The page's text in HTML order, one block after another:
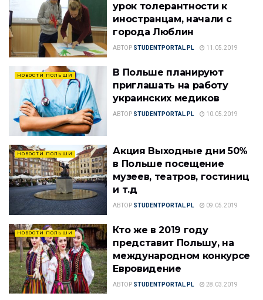
урок толерантности к
иностранцам, начали с
города Люблин
АВТОР STUDENTPORTAL.PL 11.05.2019
НОВОСТИ ПОЛЬШИ
В Польше планируют
приглашать на работу
украинских медиков
АВТОР STUDENTPORTAL.PL 10.05.2019
НОВОСТИ ПОЛЬШИ
Акция Выходные дни 50%
в Польше посещение
музеев, театров, гостиниц
и т.д
АВТОР STUDENTPORTAL.PL 09.05.2019
НОВОСТИ ПОЛЬШИ
Кто же в 2019 году
представит Польшу, на
международном конкурсе
Евровидение
АВТОР STUDENTPORTAL.PL 28.03.2019